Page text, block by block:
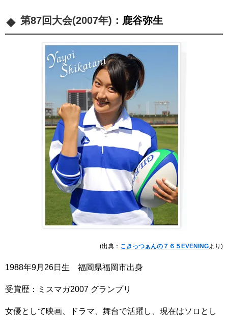
第87回大会(2007年)： 鹿谷弥生
(出典： こきっつぁんの７６５EVENINGより)
1988年9月26日生 福岡県福岡市出身
受賞歴：ミスマガ2007 グランプリ
女優として映画、ドラマ、舞台で活躍し、現在はソロとし